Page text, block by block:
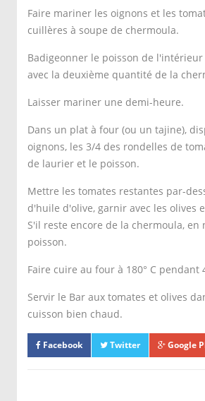
Faire mariner les oignons et les
cuillères à soupe de chermoula.
Badigeonner le poisson de
avec la deuxième quantité de la
Laisser mariner une demi-heure.
Dans un plat à four (ou un tajine),
oignons, les 3/4 des rondelles de
de laurier et le poisson.
Mettre les tomates restantes par-
d'huile d'olive, garnir avec les olives
S'il reste encore de la chermoula, en
poisson.
Faire cuire au four à 180° C pendant
Servir le Bar aux tomates et olives
cuisson bien chaud.
Facebook Twitter Google